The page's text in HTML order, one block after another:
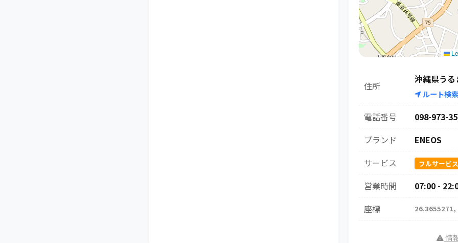
住所
沖縄県う
ルート検索
電話番号
098-973-
ブランド
ENEOS
サービス
フルサービス
営業時間
07:00 -
座標
26.3655271,
情